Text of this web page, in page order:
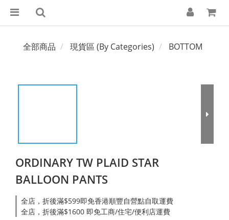
全部商品 現貨區 (By Categories) BOTTOM
ORDINARY TW PLAID STAR
BALLOON PANTS
全店，折後滿$599即免香港順豐自營點自取運費
全店，折後滿$1600 即免工商/住宅/便利店運費